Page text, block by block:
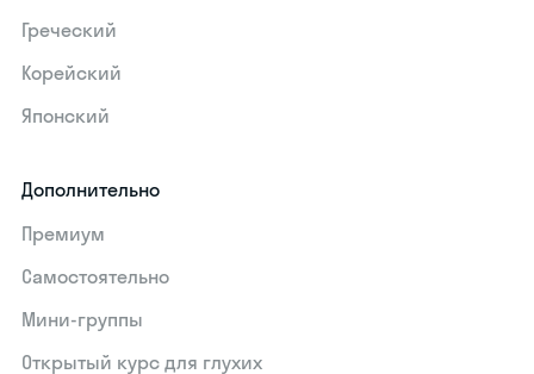
Греческий
Корейский
Японский
Дополнительно
Премиум
Самостоятельно
Мини-группы
Открытый курс для глухих